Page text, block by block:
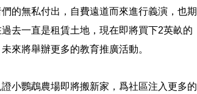
的無私付出，自費遠道而來進行義演，也期
去一直是租賃土地，現在即將買下2英畝的
來將舉辦更多的教育推廣活動。
小鸚鵡農場即將搬新家，爲社區注入更多的